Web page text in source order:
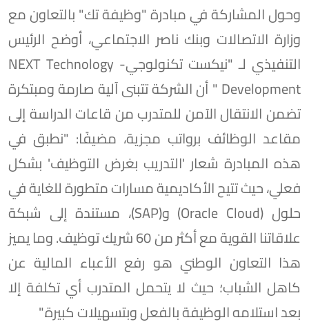
وحول المشاركة في مبادرة "وظيفة تك" بالتعاون مع
وزارة الاتصالات وبنك ناصر الاجتماعي، أوضح الرئيس
التنفيذي لـ "نيكست تكنولوجي- NEXT Technology
Development " أن الشركة تتبنى آلية صارمة ومبتكرة
تضمن الانتقال الآمن للمتدرب من قاعات الدراسة إلى
مقاعد الوظائف برواتب مجزية، مضيفًا: "نطبق في
هذه المبادرة شعار 'التدريب بغرض التوظيف' بشكل
فعلي، حيث تتيح الأكاديمية مسارات متطورة للغاية في
حلول (Oracle Cloud) و(SAP)، مستندة إلى شبكة
علاقاتنا القوية مع أكثر من 60 شريك توظيف. وما يميز
هذا التعاون الوطني هو رفع الأعباء المالية عن
كاهل الشباب؛ حيث لا يتحمل المتدرب أي تكلفة إلا
بعد استلامه الوظيفة بالفعل وبتسهيلات كبيرة."